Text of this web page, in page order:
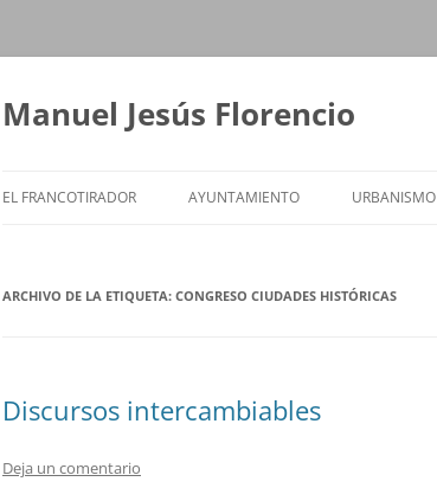
Saltar
Manuel Jesús Florencio
EL FRANCOTIRADOR AYUNTAMIENTO URBANISMO
ARCHIVO DE LA ETIQUETA: CONGRESO CIUDADES HISTÓRICAS
Discursos intercambiables
Deja un comentario